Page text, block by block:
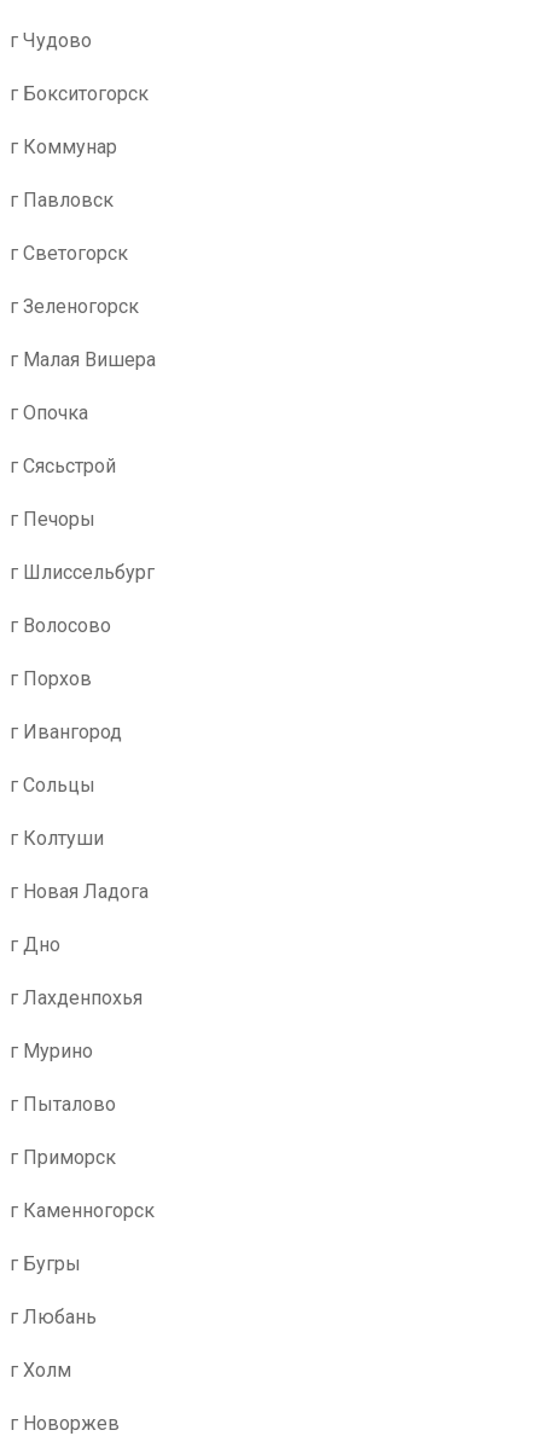
г Чудово
г Бокситогорск
г Коммунар
г Павловск
г Светогорск
г Зеленогорск
г Малая Вишера
г Опочка
г Сясьстрой
г Печоры
г Шлиссельбург
г Волосово
г Порхов
г Ивангород
г Сольцы
г Колтуши
г Новая Ладога
г Дно
г Лахденпохья
г Мурино
г Пыталово
г Приморск
г Каменногорск
г Бугры
г Любань
г Холм
г Новоржев